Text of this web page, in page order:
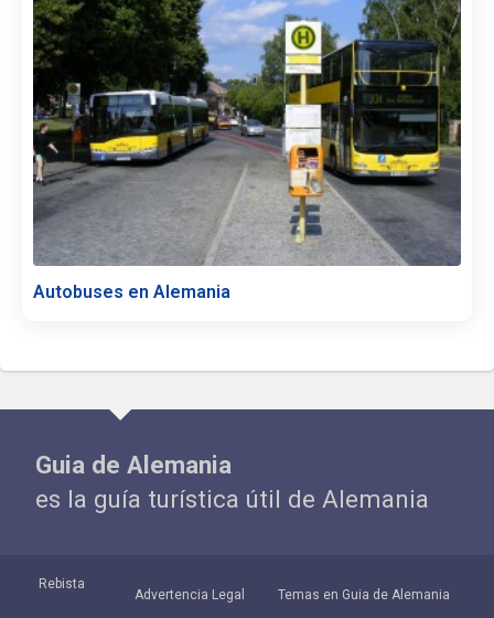
Autobuses en Alemania
Guia de Alemania
es la guía turística útil de Alemania
Rebista
Advertencia Legal Temas en Guia de Alemania